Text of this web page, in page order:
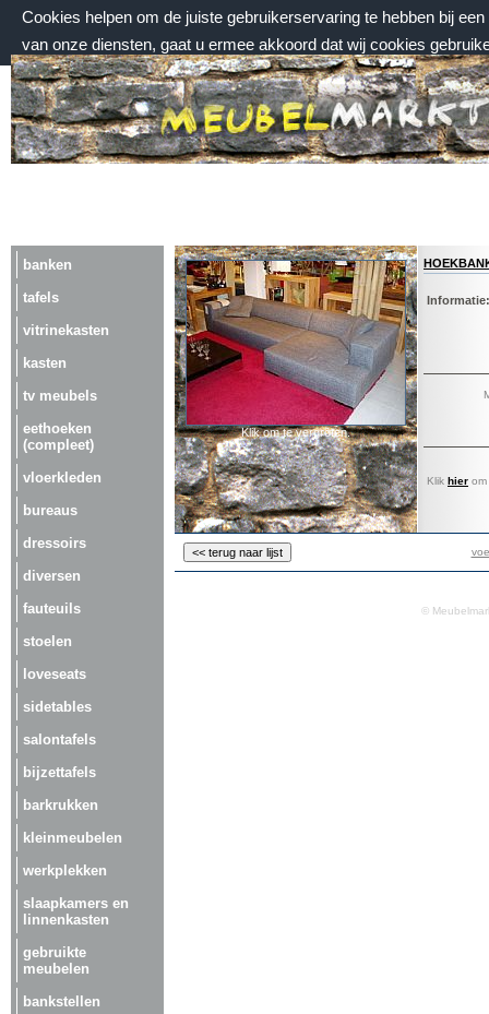
Cookies helpen om de juiste gebruikerservaring te hebben bij
van onze diensten, gaat u ermee akkoord dat wij cookies
zaterdag 8 augustus 2026, 08:58 uur
Welkom bij Meubelmarktplein.nl
banken
tafels
vitrinekasten
kasten
tv meubels
eethoeken
(compleet)
vloerkleden
bureaus
dressoirs
diversen
fauteuils
stoelen
loveseats
sidetables
salontafels
bijzettafels
barkrukken
kleinmeubelen
werkplekken
slaapkamers en
linnenkasten
gebruikte
meubelen
bankstellen
Klik om te vergroten.
Informatie:
Klik hier
©